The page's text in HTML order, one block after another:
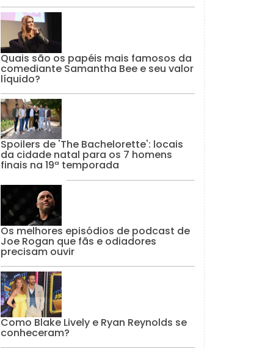
Quais são os papéis mais famosos da
comediante Samantha Bee e seu valor
líquido?
Spoilers de 'The Bachelorette': locais
da cidade natal para os 7 homens
finais na 19ª temporada
Os melhores episódios de podcast de
Joe Rogan que fãs e odiadores
precisam ouvir
Como Blake Lively e Ryan Reynolds se
conheceram?